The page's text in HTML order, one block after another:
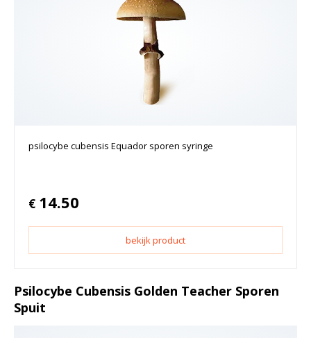
psilocybe cubensis Equador sporen syringe
€ 14.50
bekijk product
Psilocybe Cubensis Golden Teacher Sporen
Spuit